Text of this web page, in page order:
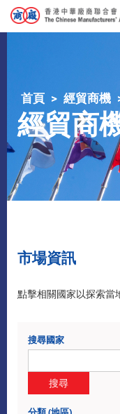
首頁 經貿商機
經貿商
市場資訊
點擊相關國家以探索當
搜尋國家
搜尋